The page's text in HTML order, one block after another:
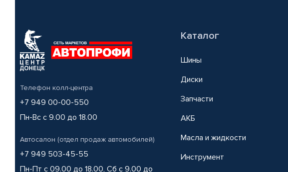
Телефон колл-центра
+7 949 00-00-550
Пн-Вс с 9.00 до 18.00
Автосалон (отдел продаж автомобилей)
+7 949 503-45-55
Пн-Пт с 09.00 до 18.00, Сб с 9.00 до
Каталог
Шины
Диски
Запчасти
АКБ
Масла и жидкости
Инструмент